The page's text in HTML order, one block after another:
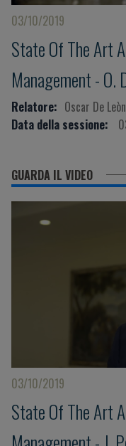
03/10/2019
State Of The Art
Management - O.
Relatore: Oscar De
Data della sessione:
GUARDA IL VIDEO
03/10/2019
State Of The Art